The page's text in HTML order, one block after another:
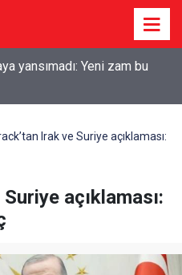
yansımadı: Yeni zam bu
Irak ve Suriye açıklaması:
açıklaması: